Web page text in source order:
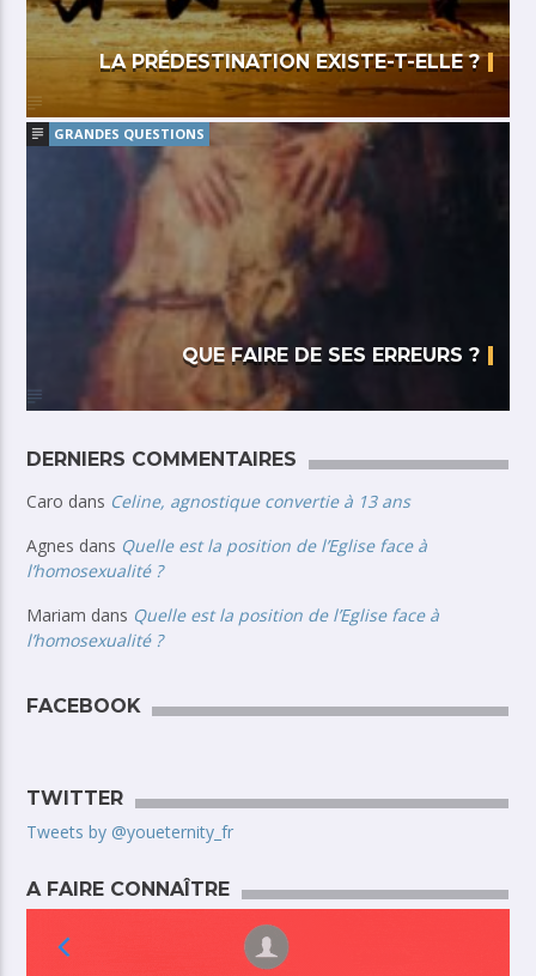
LA PRÉDESTINATION EXISTE-T-ELLE ?
GRANDES QUESTIONS
QUE FAIRE DE SES ERREURS ?
DERNIERS COMMENTAIRES
Caro dans Celine, agnostique convertie à 13 ans
Agnes dans Quelle est la position de l’Eglise face à
l’homosexualité ?
Mariam dans Quelle est la position de l’Eglise face à
l’homosexualité ?
FACEBOOK
TWITTER
Tweets by @youeternity_fr
A FAIRE CONNAÎTRE